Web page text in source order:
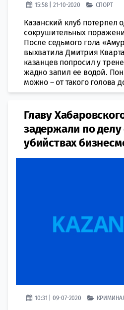
15:58 | 21-10-2020 СПОРТ
Казанский клуб потерпел
сокрушительных
После седьмого гола
выхватила Дмитрия
казанцев попросил у
жадно запил ее водой.
можно – от такого голова
Главу
задержали по
убийствах
10:31 | 09-07-2020